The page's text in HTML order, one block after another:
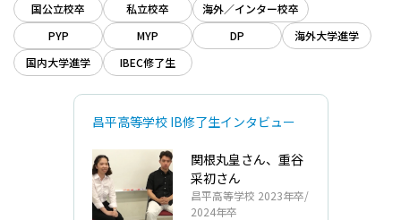
AirCampus新規登録・ログイン
国公立校卒 私立校卒
海外／インター校卒
PYP
MYP DP
海外大学進学
国内大学進学
IBEC修了生
昌平高等学校 IB修了生インタビュー
関根丸皇さん、重谷
采初さん
昌平高等学校 2023年卒/
2024年卒